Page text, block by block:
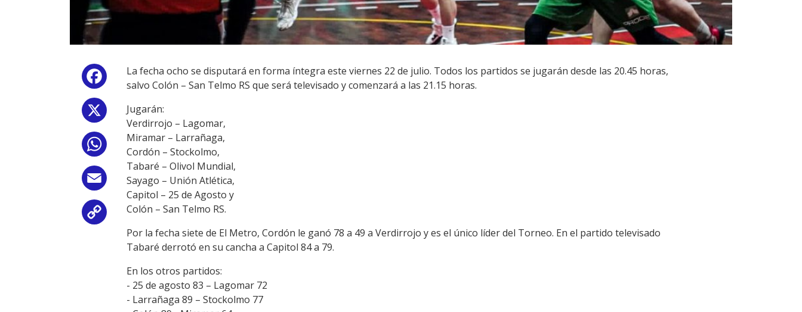
Facebook
WhatsApp
Email
Copy
Link
La fecha ocho se disputará en forma íntegra este viernes 22 de julio. Todos los partidos se jugarán desde las 20.45 horas,
salvo Colón – San Telmo RS que será televisado y comenzará a las 21.15 horas.
Jugarán:
Verdirrojo – Lagomar,
Miramar – Larrañaga,
Cordón – Stockolmo,
Tabaré – Olivol Mundial,
Sayago – Unión Atlética,
Capitol – 25 de Agosto y
Colón – San Telmo RS.
Por la fecha siete de El Metro, Cordón le ganó 78 a 49 a Verdirrojo y es el único líder del Torneo. En el partido televisado
Tabaré derrotó en su cancha a Capitol 84 a 79.
En los otros partidos:
- 25 de agosto 83 – Lagomar 72
- Larrañaga 89 – Stockolmo 77